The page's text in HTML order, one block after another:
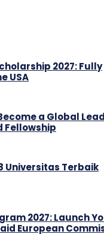
2027: Fully
USA
a Global
Fellowship
Universitas Terbaik
2027: Launch
European